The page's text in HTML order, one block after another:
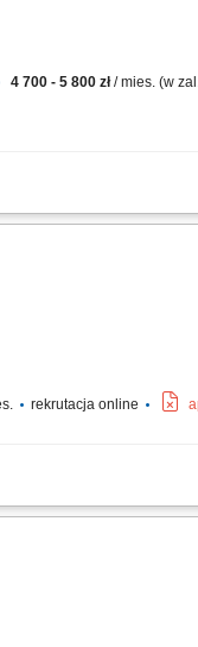
4 700 - 5 800 zł/ mies. (w
biurowych, korytarzy
rekrutacja online
o roślinność.